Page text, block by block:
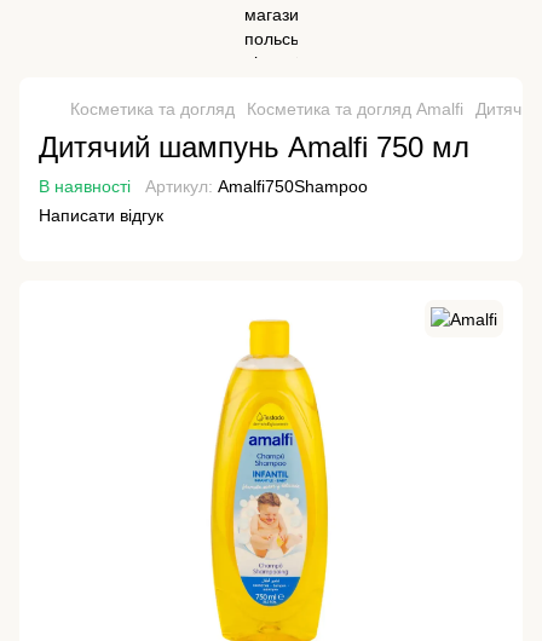
Косметика та догляд Косметика та догляд Amalfi
Дитячий шампунь Amalfi 750 мл
В наявності Артикул: Amalfi750Shampoo
Написати відгук